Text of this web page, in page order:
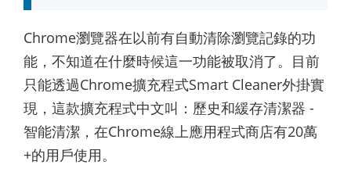
Chrome瀏覽器在以前有自動清除瀏覽記錄的功
能，不知道在什麼時候這一功能被取消了。目前
只能透過Chrome擴充程式Smart Cleaner外掛實
現，這款擴充程式中文叫：歷史和緩存清潔器 -
智能清潔，在Chrome線上應用程式商店有20萬
+的用戶使用。